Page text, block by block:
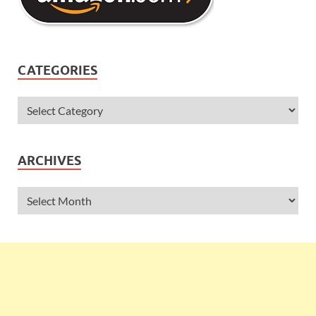
CATEGORIES
ARCHIVES